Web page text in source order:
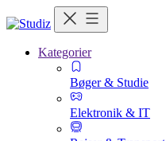
Kategorier
Bøger & Studie
Elektronik & IT